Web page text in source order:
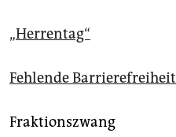
„Herrentag“
Fehlende Barrierefreiheit
Fraktionszwang